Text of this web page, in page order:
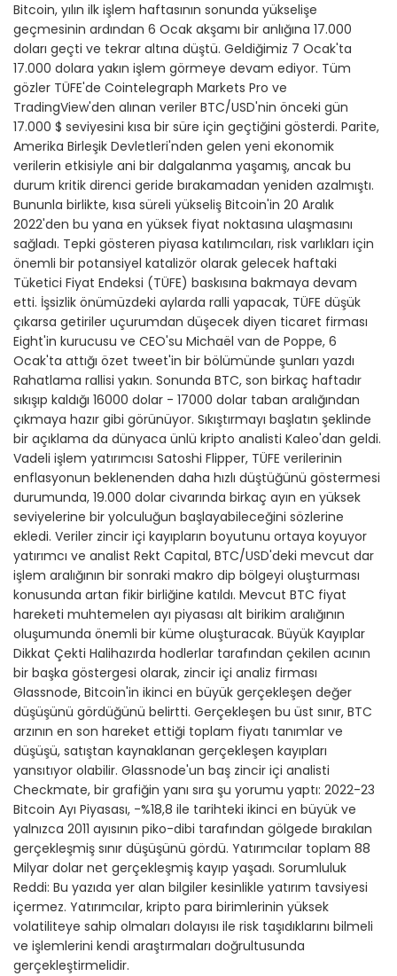
Bitcoin, yılın ilk işlem haftasının sonunda yükselişe
geçmesinin ardından 6 Ocak akşamı bir anlığına 17.000
doları geçti ve tekrar altına düştü. Geldiğimiz 7 Ocak'ta
17.000 dolara yakın işlem görmeye devam ediyor. Tüm
gözler TÜFE'de Cointelegraph Markets Pro ve
TradingView'den alınan veriler BTC/USD'nin önceki gün
17.000 $ seviyesini kısa bir süre için geçtiğini gösterdi. Parite,
Amerika Birleşik Devletleri'nden gelen yeni ekonomik
verilerin etkisiyle ani bir dalgalanma yaşamış, ancak bu
durum kritik direnci geride bırakamadan yeniden azalmıştı.
Bununla birlikte, kısa süreli yükseliş Bitcoin'in 20 Aralık
2022'den bu yana en yüksek fiyat noktasına ulaşmasını
sağladı. Tepki gösteren piyasa katılımcıları, risk varlıkları için
önemli bir potansiyel katalizör olarak gelecek haftaki
Tüketici Fiyat Endeksi (TÜFE) baskısına bakmaya devam
etti. İşsizlik önümüzdeki aylarda ralli yapacak, TÜFE düşük
çıkarsa getiriler uçurumdan düşecek diyen ticaret firması
Eight'in kurucusu ve CEO'su Michaël van de Poppe, 6
Ocak'ta attığı özet tweet'in bir bölümünde şunları yazdı
Rahatlama rallisi yakın. Sonunda BTC, son birkaç haftadır
sıkışıp kaldığı 16000 dolar - 17000 dolar taban aralığından
çıkmaya hazır gibi görünüyor. Sıkıştırmayı başlatın şeklinde
bir açıklama da dünyaca ünlü kripto analisti Kaleo'dan geldi.
Vadeli işlem yatırımcısı Satoshi Flipper, TÜFE verilerinin
enflasyonun beklenenden daha hızlı düştüğünü göstermesi
durumunda, 19.000 dolar civarında birkaç ayın en yüksek
seviyelerine bir yolculuğun başlayabileceğini sözlerine
ekledi. Veriler zincir içi kayıpların boyutunu ortaya koyuyor
yatırımcı ve analist Rekt Capital, BTC/USD'deki mevcut dar
işlem aralığının bir sonraki makro dip bölgeyi oluşturması
konusunda artan fikir birliğine katıldı. Mevcut BTC fiyat
hareketi muhtemelen ayı piyasası alt birikim aralığının
oluşumunda önemli bir küme oluşturacak. Büyük Kayıplar
Dikkat Çekti Halihazırda hodlerlar tarafından çekilen acının
bir başka göstergesi olarak, zincir içi analiz firması
Glassnode, Bitcoin'in ikinci en büyük gerçekleşen değer
düşüşünü gördüğünü belirtti. Gerçekleşen bu üst sınır, BTC
arzının en son hareket ettiği toplam fiyatı tanımlar ve
düşüşü, satıştan kaynaklanan gerçekleşen kayıpları
yansıtıyor olabilir. Glassnode'un baş zincir içi analisti
Checkmate, bir grafiğin yanı sıra şu yorumu yaptı: 2022-23
Bitcoin Ayı Piyasası, -%18,8 ile tarihteki ikinci en büyük ve
yalnızca 2011 ayısının piko-dibi tarafından gölgede bırakılan
gerçekleşmiş sınır düşüşünü gördü. Yatırımcılar toplam 88
Milyar dolar net gerçekleşmiş kayıp yaşadı. Sorumluluk
Reddi: Bu yazıda yer alan bilgiler kesinlikle yatırım tavsiyesi
içermez. Yatırımcılar, kripto para birimlerinin yüksek
volatiliteye sahip olmaları dolayısı ile risk taşıdıklarını bilmeli
ve işlemlerini kendi araştırmaları doğrultusunda
gerçekleştirmelidir.